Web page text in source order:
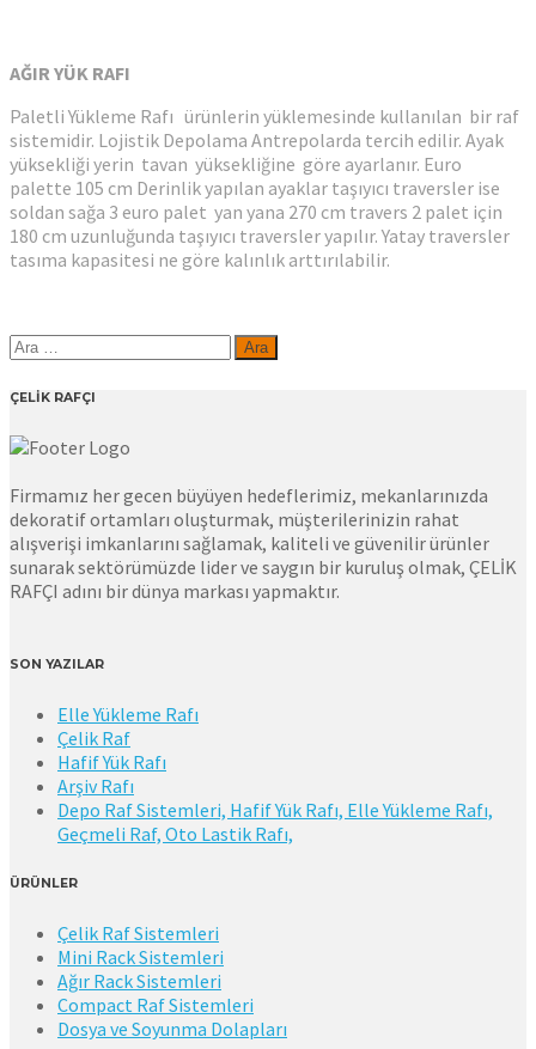
AĞIR YÜK RAFI
Paletli Yükleme Rafı ürünlerin yüklemesinde kullanılan bir raf
sistemidir. Lojistik Depolama Antrepolarda tercih edilir. Ayak
yüksekliği yerin tavan yüksekliğine göre ayarlanır. Euro
palette 105 cm Derinlik yapılan ayaklar taşıyıcı traversler ise
soldan sağa 3 euro palet yan yana 270 cm travers 2 palet için
180 cm uzunluğunda taşıyıcı traversler yapılır. Yatay traversler
tasıma kapasitesi ne göre kalınlık arttırılabilir.
Arama:
ÇELİK RAFÇI
Firmamız her gecen büyüyen hedeflerimiz, mekanlarınızda
dekoratif ortamları oluşturmak, müşterilerinizin rahat
alışverişi imkanlarını sağlamak, kaliteli ve güvenilir ürünler
sunarak sektörümüzde lider ve saygın bir kuruluş olmak, ÇELİK
RAFÇI adını bir dünya markası yapmaktır.
SON YAZILAR
Elle Yükleme Rafı
Çelik Raf
Hafif Yük Rafı
Arşiv Rafı
Depo Raf Sistemleri, Hafif Yük Rafı, Elle Yükleme Rafı,
Geçmeli Raf, Oto Lastik Rafı,
ÜRÜNLER
Çelik Raf Sistemleri
Mini Rack Sistemleri
Ağır Rack Sistemleri
Compact Raf Sistemleri
Dosya ve Soyunma Dolapları